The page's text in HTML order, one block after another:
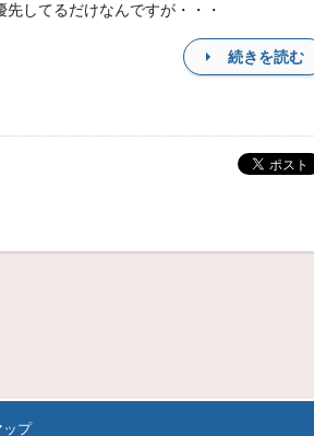
してるだけなんですが・・・
続きを読む
ップ